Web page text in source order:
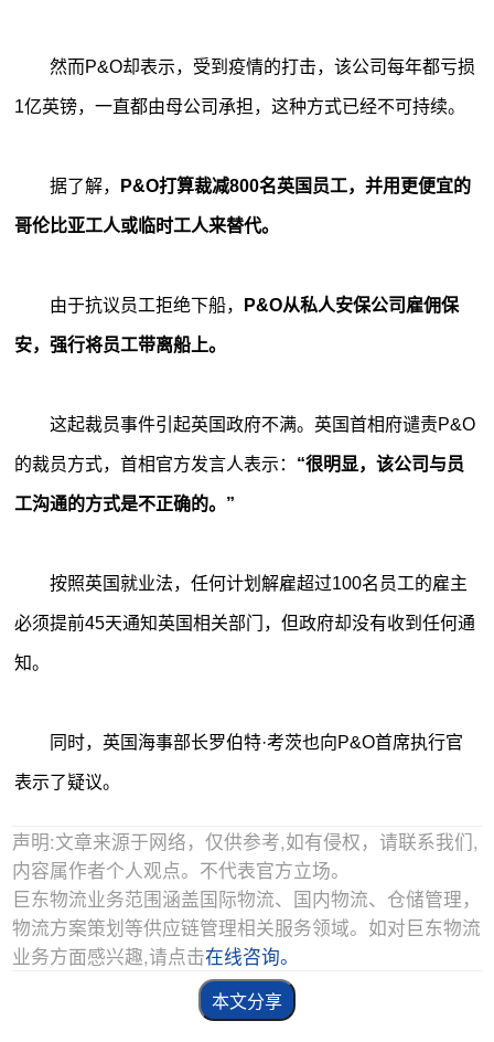
然而P&O却表示，受到疫情的打击，该公司每年都亏损
1亿英镑，一直都由母公司承担，这种方式已经不可持续。
据了解， P&O打算裁减800名英国员工，并用更便宜的
哥伦比亚工人或临时工人来替代。
由于抗议员工拒绝下船， P&O从私人安保公司雇佣保
安，强行将员工带离船上。
这起裁员事件引起英国政府不满。英国首相府谴责P&O
的裁员方式，首相官方发言人表示： “很明显，该公司与员
工沟通的方式是不正确的。”
按照英国就业法，任何计划解雇超过100名员工的雇主
必须提前45天通知英国相关部门，但政府却没有收到任何通
知。
同时，英国海事部长罗伯特·考茨也向P&O首席执行官
表示了疑议。
声明:文章来源于网络，仅供参考,如有侵权，请联系我们,
内容属作者个人观点。不代表官方立场。
巨东物流业务范围涵盖国际物流、国内物流、仓储管理，
物流方案策划等供应链管理相关服务领域。如对巨东物流
业务方面感兴趣,请点击在线咨询。
本文分享